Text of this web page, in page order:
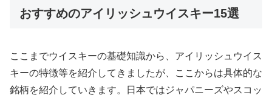
おすすめのアイリッシュウイスキー15選
ここまでウイスキーの基礎知識から、アイリッシュウイス
キーの特徴等を紹介してきましたが、ここからは具体的な
銘柄を紹介していきます。日本ではジャパニーズやスコッ